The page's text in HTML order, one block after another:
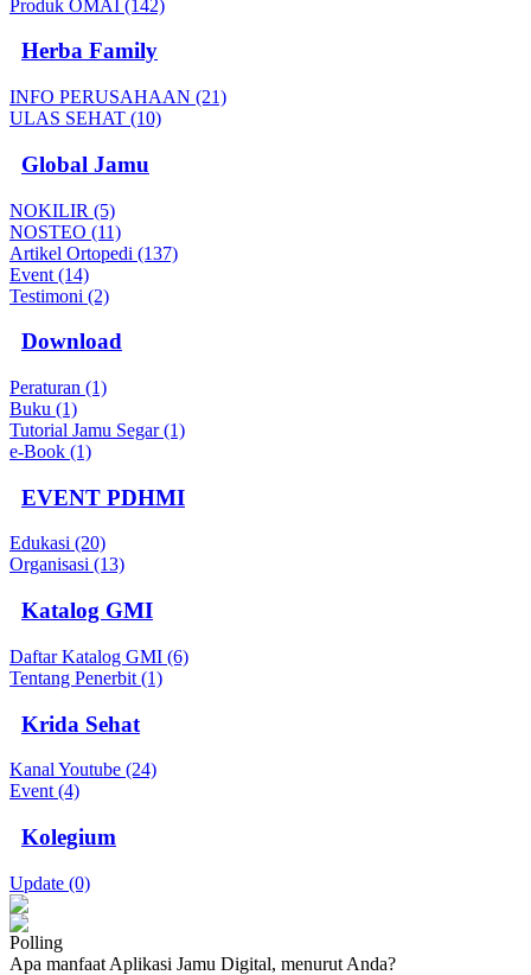
Produk OMAI (142)
Herba Family
INFO PERUSAHAAN (21)
ULAS SEHAT (10)
Global Jamu
NOKILIR (5)
NOSTEO (11)
Artikel Ortopedi (137)
Event (14)
Testimoni (2)
Download
Peraturan (1)
Buku (1)
Tutorial Jamu Segar (1)
e-Book (1)
EVENT PDHMI
Edukasi (20)
Organisasi (13)
Katalog GMI
Daftar Katalog GMI (6)
Tentang Penerbit (1)
Krida Sehat
Kanal Youtube (24)
Event (4)
Kolegium
Update (0)
Polling
Apa manfaat Aplikasi Jamu Digital, menurut Anda?